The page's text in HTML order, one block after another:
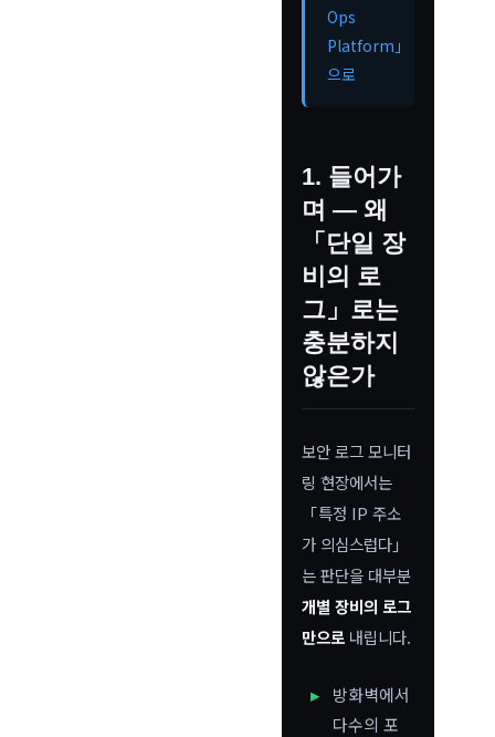
Ops
Platform」
으로
1. 들어가
며 — 왜
「단일 장
비의 로
그」로는
충분하지
않은가
보안 로그 모니터
링 현장에서는
「특정 IP 주소
가 의심스럽다」
는 판단을 대부분
개별 장비의 로그
만으로 내립니다.
방화벽에서
다수의 포